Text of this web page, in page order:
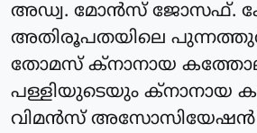
അഡ്വ. മോന്‍സ് ജോസഫ്.
അതിരൂപതയിലെ
തോമസ് ക്‌നാനായ
പള്ളിയുടെയും ക്‌നാനായ
വിമന്‍സ് അസോസിയേഷന്‍